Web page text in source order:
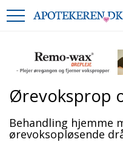
Ørevoksprop
Behandling hjemme
ørevoksopløsende